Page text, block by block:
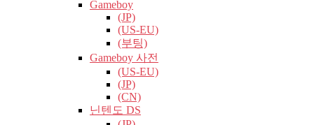
Gameboy
(JP)
(US-EU)
(부팅)
Gameboy 사전
(US-EU)
(JP)
(CN)
닌텐도 DS